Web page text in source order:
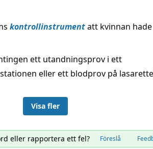
kontrollinstrumentatt kvinnan hade
ett utandningsprov i ett
eller ett blodprov på
Visa fler
eller rapportera ett fel? Föreslå